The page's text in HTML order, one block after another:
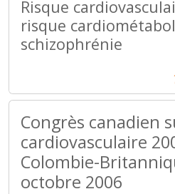
Risque
risque
schizophrénie
Congrès canadien
cardiovasculaire
Colombie-
octobre 2006